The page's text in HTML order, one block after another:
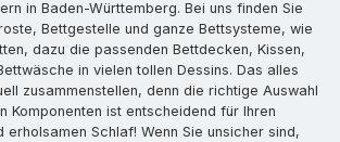
in Baden-Württemberg. Bei uns finden Sie
Bettgestelle und ganze Bettsysteme, wie
dazu die passenden Bettdecken, Kissen,
in vielen tollen Dessins. Das alles
zusammenstellen, denn die richtige Auswahl
Komponenten ist entscheidend für Ihren
erholsamen Schlaf! Wenn Sie unsicher sind,